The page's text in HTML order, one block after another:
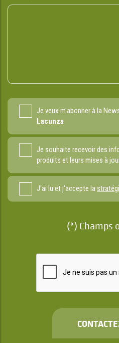
Je veux m'abonner à la
Lacunza
Je souhaite recevoir des
produits et leurs mises à
J'ai lu et j'accepte la
(*) Champs